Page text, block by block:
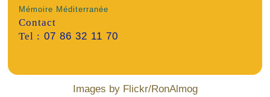
Mémoire Méditerranée
Contact
Tel : 07 86 32 11 70
Images by Flickr/RonAlmog